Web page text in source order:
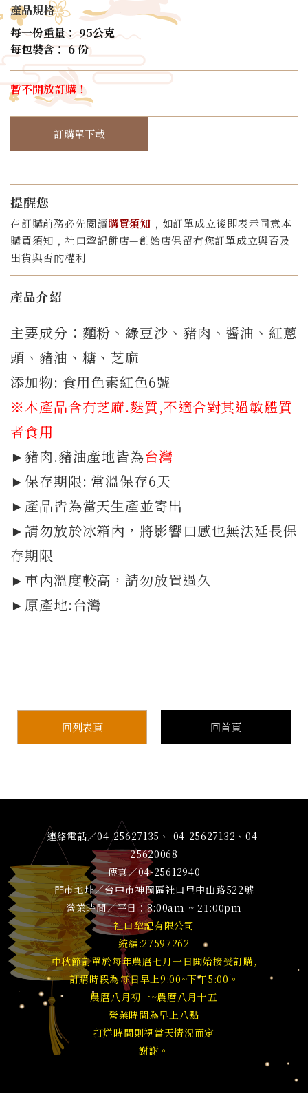
產品規格
每一份重量： 95公克
每包裝含： 6 份
暫不開放訂購！
訂購單下載
提醒您
在訂購前務必先閱讀購買須知 ﹐如訂單成立後即表示同意本
購買須知﹐社口犂記餅店—創始店保留有您訂單成立與否及
出貨與否的權利
產品介紹
主要成分：麵粉、綠豆沙、豬肉、醬油、紅蔥
頭、豬油、糖、芝麻
添加物: 食用色素紅色6號
※本產品含有芝麻.麩質,不適合對其過敏體質
者食用
►豬肉.豬油產地皆為台灣
►保存期限: 常溫保存6天
►產品皆為當天生產並寄出
►請勿放於冰箱內，將影響口感也無法延長保
存期限
►車內溫度較高，請勿放置過久
►原產地:台灣
回列表頁 回首頁
連絡電話／04-25627135、 04-25627132、04-
25620068
傳真／04-25612940
門市地址／台中市神岡區社口里中山路522號
營業時間／平日：8:00am ~ 21:00pm
社口犂記有限公司
統編:27597262
中秋節訂單於每年農曆七月一日開始接受訂購,
訂購時段為每日早上9:00~下午5:00。
農曆八月初一~農曆八月十五
營業時間為早上八點
打烊時間則視當天情況而定
謝謝。